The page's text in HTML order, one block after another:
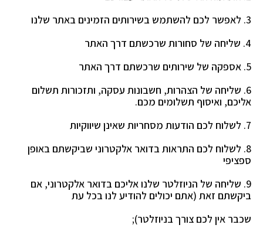
3. לאפשר לכם להשתמש בשירותים הזמינים באתר שלנו
4. שליחה של סחורות שרכשתם דרך האתר
5. אספקה של שירותים שרכשתם דרך האתר
6. שליחה של הצהרות, חשבונות עסקה, ותזכורות תשלום
אליכם, ואיסוף תשלומים מכם.
7. לשלוח לכם הודעות מסחריות שאינן שיווקיות
8. לשלוח לכם התראות בדואר אלקטרוני שביקשתם באופן
ספציפי
9. שליחה של הניוזלטר שלנו אליכם בדואר אלקטרוני, אם
ביקשתם זאת (אתם יכולים להודיע לנו בכל עת
שכבר אין לכם צורך בניוזלטר);